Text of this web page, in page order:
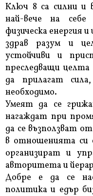
Ключ 8 са силни и
най-вече на
физическа енергия
здрав разум и
устойчиви и
преследващи
да прилагат
необходимо.
Умеят да се
нагаждат при
да се възползват
в отношенията си
организират и
авторитета и
Добре е да се
политика и едър